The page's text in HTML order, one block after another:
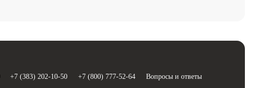
+7 (383) 202-10-50 +7 (800) 777-52-64 Вопросы и ответы